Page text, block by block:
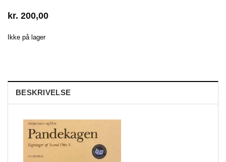
kr. 200,00
Ikke på lager
BESKRIVELSE